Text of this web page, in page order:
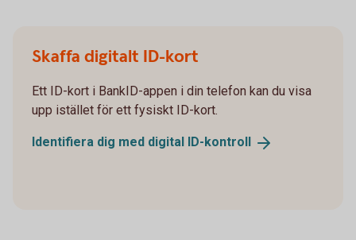
Skaffa digitalt ID-kort
Ett ID-kort i BankID-appen i din telefon kan du visa
upp istället för ett fysiskt ID-kort.
Identifiera dig med digital ID-kontroll